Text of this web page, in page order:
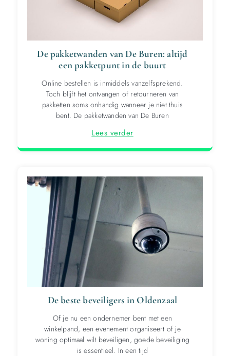
De pakketwanden van De Buren: altijd
een pakketpunt in de buurt
Online bestellen is inmiddels vanzelfsprekend.
Toch blijft het ontvangen of retourneren van
pakketten soms onhandig wanneer je niet thuis
bent. De pakketwanden van De Buren
Lees verder
De beste beveiligers in Oldenzaal
Of je nu een ondernemer bent met een
winkelpand, een evenement organiseert of je
woning optimaal wilt beveiligen, goede beveiliging
is essentieel. In een tijd